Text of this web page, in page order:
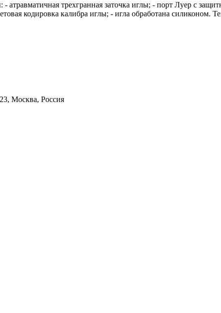
атравматичная трехгранная заточка иглы; - порт Луер с
кодировка калибра иглы; - игла обработана силиконом.
Москва, Россия